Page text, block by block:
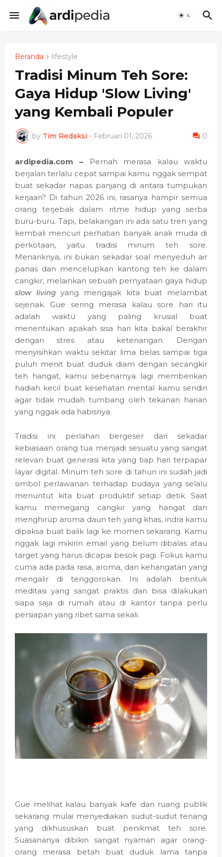
Beranda lifestyle
Tradisi Minum Teh Sore:
Gaya Hidup 'Slow Living'
yang Kembali Populer
by Tim Redaksi - Februari 01, 2026 0
ardipedia.com – Pernah merasa kalau waktu
berjalan terlalu cepat sampai kamu nggak sempat
buat sekadar napas panjang di antara tumpukan
kerjaan? Di tahun 2026 ini, rasanya hampir semua
orang terjebak dalam ritme hidup yang serba
buru-buru. Tapi, belakangan ini ada satu tren yang
kembali mencuri perhatian banyak anak muda di
perkotaan, yaitu tradisi minum teh sore.
Menariknya, ini bukan sekadar soal menyeduh air
panas dan mencelupkan kantong teh ke dalam
cangkir, melainkan sebuah pernyataan gaya hidup
slow living yang mengajak kita buat melambat
sejenak. Gue sering merasa kalau sore hari itu
adalah waktu yang paling krusial buat
menentukan apakah sisa hari kita bakal berakhir
dengan stres atau ketenangan. Dengan
menyisihkan waktu sekitar lima belas sampai tiga
puluh menit buat duduk diam dengan secangkir
teh hangat, kamu sebenarnya lagi memberikan
hadiah kecil buat kesehatan mental kamu sendiri
agar tidak mudah tumbang oleh tekanan harian
yang nggak ada habisnya.
Tradisi ini perlahan bergeser dari sekadar
kebiasaan orang tua menjadi sesuatu yang sangat
relevan buat generasi kita yang tiap hari terpapar
layar digital. Minum teh sore di tahun ini sudah jadi
simbol perlawanan terhadap budaya yang selalu
menuntut kita buat produktif setiap detik. Saat
kamu memegang cangkir yang hangat dan
menghirup aroma daun teh yang khas, indra kamu
dipaksa buat balik lagi ke momen sekarang. Kamu
nggak lagi mikirin email yang belum dibalas atau
target yang harus dicapai besok pagi. Fokus kamu
cuma ada pada rasa, aroma, dan kehangatan yang
mengalir di tenggorokan. Ini adalah bentuk
meditasi yang sangat praktis dan bisa dilakukan
siapa saja di rumah atau di kantor tanpa perlu
persiapan yang ribet sama sekali.
Gue melihat kalau banyak kafe dan ruang publik
sekarang mulai menyediakan sudut-sudut tenang
yang dikhususkan buat penikmat teh sore.
Suasananya dibikin sangat nyaman agar orang-
orang merasa betah buat duduk lama tanpa